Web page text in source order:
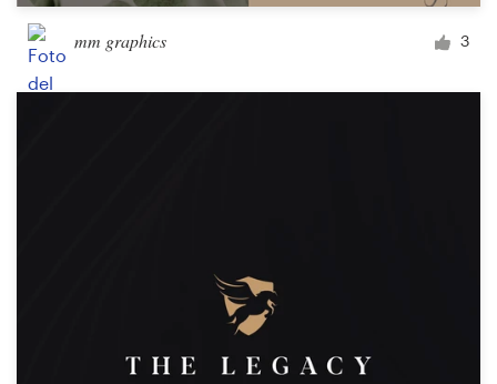
mm graphics 3